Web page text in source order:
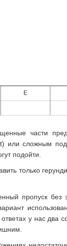
E
части
или сложным
подойти.
только
пропуск без
ответах у нас два